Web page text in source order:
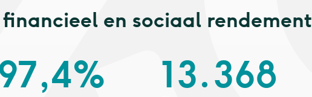
financieel en sociaal rendement
13.368